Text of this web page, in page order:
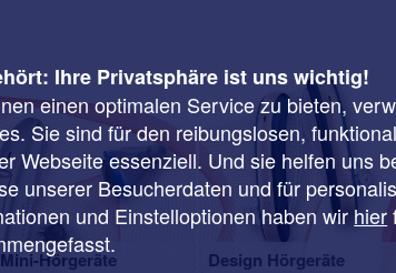
Hörgeräte Design Hörgeräte
Ihre Privatsphäre ist uns wichtig!
einen optimalen Service zu bieten,
Sie sind für den reibungslosen,
Webseite essenziell. Und sie helfen uns
unserer Besucherdaten und für
und Einstelloptionen haben wir hier